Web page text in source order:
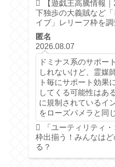
【遊戯王高騰情報
下独歩の大義賊など
イブ」レリーフ枠を調
匿名
2026.08.07
ドミナス系のサポー
しれないけど、霊媒
ト毎にサポート効果
してくる可能性はあ
に規制されているイ
をローズパメラと同
「ユーティリティ
枠出揃う！みんなは
る？